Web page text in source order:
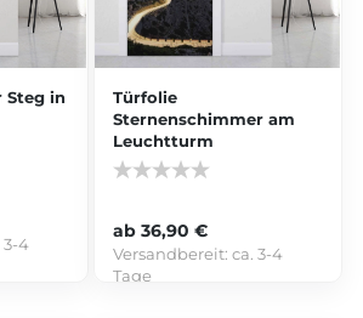
Steg in
3-4
Türfolie
Sternenschimmer am
Leuchtturm
ab 36,90 €
Versandbereit:ca. 3-4
Tage